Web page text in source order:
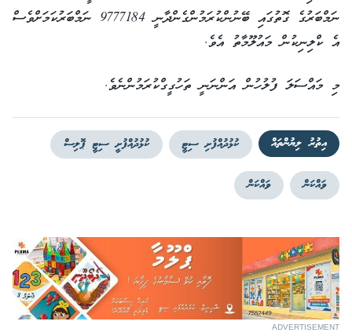
ނަމްބަރުގެ ގޮތުގައި ބޭނުންކުރަމުންގެންދާނީ 9777184 ނަމްބަރުކަމަށްވެސް
އެ ކްލިނިކުން މައުލޫމާތު އެވެ.
މި މައްސަލަ ފުލުހުން އަންނަނީ ތަހުގީގްކުރަމުންނެވެ.
އިތުރު ލިޔުންތައް ކުޅުދުއްފުށި ސިޓީ ކުޅުދުއްފުށީ ސިޓީ ޕޮލިސް
ވައްކަން ވައްކަން
ADVERTISEMENT